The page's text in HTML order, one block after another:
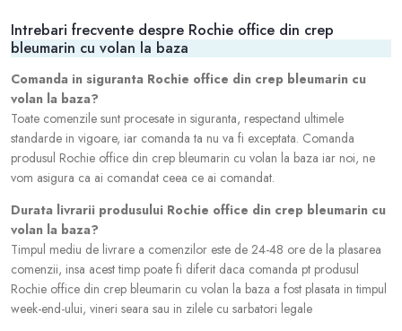
Intrebari frecvente despre Rochie office din crep
bleumarin cu volan la baza
Comanda in siguranta Rochie office din crep bleumarin cu
volan la baza?
Toate comenzile sunt procesate in siguranta, respectand ultimele
standarde in vigoare, iar comanda ta nu va fi exceptata. Comanda
produsul Rochie office din crep bleumarin cu volan la baza iar noi, ne
vom asigura ca ai comandat ceea ce ai comandat.
Durata livrarii produsului Rochie office din crep bleumarin cu
volan la baza?
Timpul mediu de livrare a comenzilor este de 24-48 ore de la plasarea
comenzii, insa acest timp poate fi diferit daca comanda pt produsul
Rochie office din crep bleumarin cu volan la baza a fost plasata in timpul
week-end-ului, vineri seara sau in zilele cu sarbatori legale